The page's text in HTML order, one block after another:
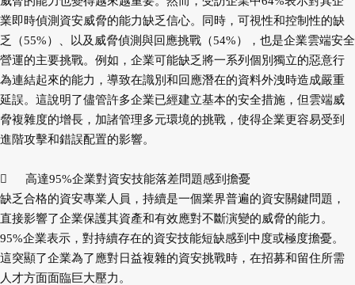
業即時偵測資安威脅的能力缺乏信心。同時，可視性和控制性的缺
乏（55%）、以及威脅偵測與回應挑戰（54%），也是企業雲端安全
營運的主要挑戰。例如，企業可能缺乏將一系列個別獨立的惡意行
為連結起來的能力，導致在識別和回應潛在的資料外洩時造成嚴重
延誤。這說明了儘管許多企業已經建立基本的安全措施，但雲端威
脅複雜度的增長，加諸管理多元環境的挑戰，使得企業更容易受到
進階攻擊和錯誤配置的影響。

高達95%企業對資安技能落差問題感到擔憂
缺乏合格的資安專業人員，持續是一個業界普遍的資安關鍵問題，
直接影響了企業保護其資產和有效應對不斷演變的威脅的能力。
95%企業表示，對持續存在的資安技能短缺感到中度或極度擔憂。
這突顯了企業為了應對日益複雜的資安挑戰時，在招募和留住所需
人才方面面臨巨大壓力。